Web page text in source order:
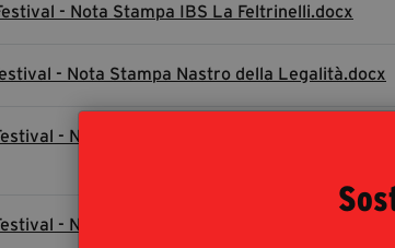
- Nota Stampa IBS La Feltrinelli.docx
- Nota Stampa Nastro della Legalità.docx
- Nota Stampa Trame Festival e Piazza
- Nota Stampa Antiracket Lamezia.docx